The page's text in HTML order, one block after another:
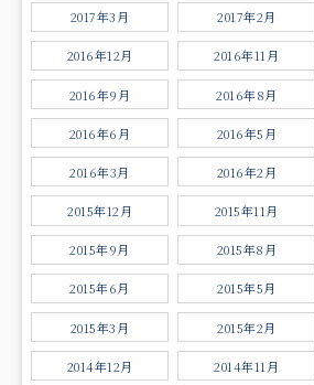
2017年3月 2017年2月
2016年12月 2016年11月
2016年9月 2016年8月
2016年6月 2016年5月
2016年3月 2016年2月
2015年12月 2015年11月
2015年9月 2015年8月
2015年6月 2015年5月
2015年3月 2015年2月
2014年12月 2014年11月